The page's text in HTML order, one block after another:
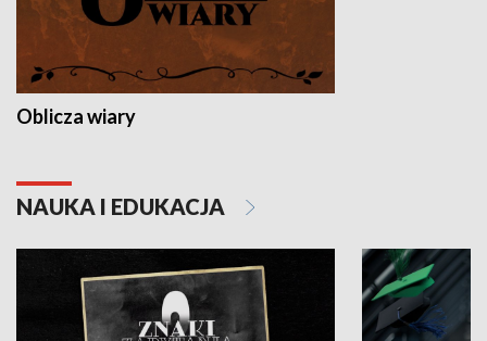
Oblicza wiary
NAUKA I EDUKACJA